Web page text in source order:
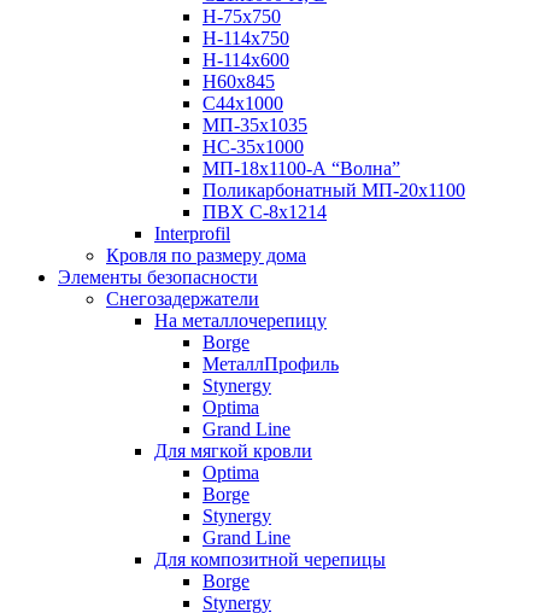
H-75х750
Н-114х750
Н-114х600
Н60х845
С44х1000
МП-35х1035
НС-35х1000
МП-18х1100-А “Волна”
Поликарбонатный МП-20х1100
ПВХ С-8х1214
Interprofil
Кровля по размеру дома
Элементы безопасности
Снегозадержатели
На металлочерепицу
Borge
МеталлПрофиль
Stynergy
Optima
Grand Line
Для мягкой кровли
Optima
Borge
Stynergy
Grand Line
Для композитной черепицы
Borge
Stynergy